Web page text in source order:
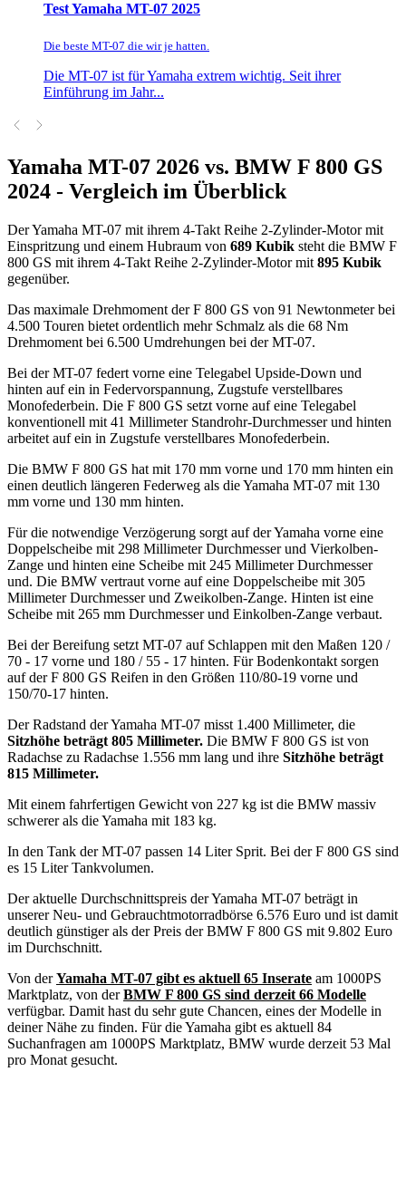
Test Yamaha MT-07 2025
Die beste MT-07 die wir je hatten.
Die MT-07 ist für Yamaha extrem wichtig. Seit ihrer
Einführung im Jahr...
Yamaha MT-07 2026 vs. BMW F 800 GS
2024 - Vergleich im Überblick
Der Yamaha MT-07 mit ihrem 4-Takt Reihe 2-Zylinder-Motor mit
Einspritzung und einem Hubraum von 689 Kubik steht die BMW F
800 GS mit ihrem 4-Takt Reihe 2-Zylinder-Motor mit 895 Kubik
gegenüber.
Das maximale Drehmoment der F 800 GS von 91 Newtonmeter bei
4.500 Touren bietet ordentlich mehr Schmalz als die 68 Nm
Drehmoment bei 6.500 Umdrehungen bei der MT-07.
Bei der MT-07 federt vorne eine Telegabel Upside-Down und
hinten auf ein in Federvorspannung, Zugstufe verstellbares
Monofederbein. Die F 800 GS setzt vorne auf eine Telegabel
konventionell mit 41 Millimeter Standrohr-Durchmesser und hinten
arbeitet auf ein in Zugstufe verstellbares Monofederbein.
Die BMW F 800 GS hat mit 170 mm vorne und 170 mm hinten ein
einen deutlich längeren Federweg als die Yamaha MT-07 mit 130
mm vorne und 130 mm hinten.
Für die notwendige Verzögerung sorgt auf der Yamaha vorne eine
Doppelscheibe mit 298 Millimeter Durchmesser und Vierkolben-
Zange und hinten eine Scheibe mit 245 Millimeter Durchmesser
und. Die BMW vertraut vorne auf eine Doppelscheibe mit 305
Millimeter Durchmesser und Zweikolben-Zange. Hinten ist eine
Scheibe mit 265 mm Durchmesser und Einkolben-Zange verbaut.
Bei der Bereifung setzt MT-07 auf Schlappen mit den Maßen 120 /
70 - 17 vorne und 180 / 55 - 17 hinten. Für Bodenkontakt sorgen
auf der F 800 GS Reifen in den Größen 110/80-19 vorne und
150/70-17 hinten.
Der Radstand der Yamaha MT-07 misst 1.400 Millimeter, die
Sitzhöhe beträgt 805 Millimeter. Die BMW F 800 GS ist von
Radachse zu Radachse 1.556 mm lang und ihre Sitzhöhe beträgt
815 Millimeter.
Mit einem fahrfertigen Gewicht von 227 kg ist die BMW massiv
schwerer als die Yamaha mit 183 kg.
In den Tank der MT-07 passen 14 Liter Sprit. Bei der F 800 GS sind
es 15 Liter Tankvolumen.
Der aktuelle Durchschnittspreis der Yamaha MT-07 beträgt in
unserer Neu- und Gebrauchtmotorradbörse 6.576 Euro und ist damit
deutlich günstiger als der Preis der BMW F 800 GS mit 9.802 Euro
im Durchschnitt.
Von derYamaha MT-07 gibt es aktuell 65 Inserate am 1000PS
Marktplatz, von derBMW F 800 GS sind derzeit 66 Modelle
verfügbar. Damit hast du sehr gute Chancen, eines der Modelle in
deiner Nähe zu finden. Für die Yamaha gibt es aktuell 84
Suchanfragen am 1000PS Marktplatz, BMW wurde derzeit 53 Mal
pro Monat gesucht.